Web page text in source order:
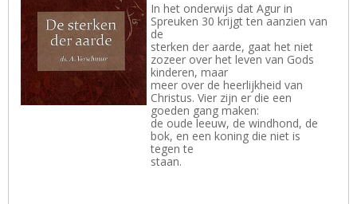
In het onderwijs dat Agur in
Spreuken 30 krijgt ten aanzien van
de
sterken der aarde, gaat het niet
zozeer over het leven van Gods
kinderen, maar
meer over de heerlijkheid van
Christus. Vier zijn er die een
goeden gang maken:
de oude leeuw, de windhond, de
bok, en een koning die niet is
tegen te
staan.